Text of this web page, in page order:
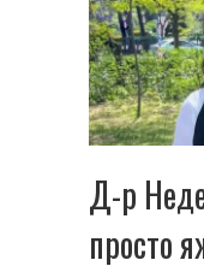
Д-р
просто